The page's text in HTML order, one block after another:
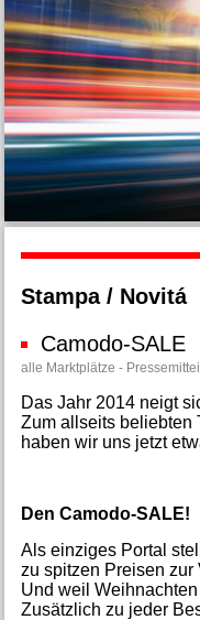
Stampa / Novitá
Camodo-SALE
alle Marktplätze -
Das Jahr 2014 neigt
Zum allseits beliebten
haben wir uns jetzt
Den Camodo-SALE!
Als einziges Portal
zu spitzen Preisen zur
Und weil
Zusätzlich zu jeder